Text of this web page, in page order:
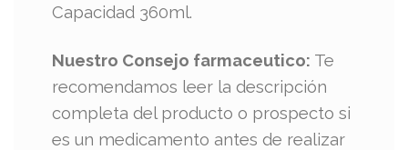
Capacidad 360ml.
Nuestro Consejo farmaceutico: Te
recomendamos leer la descripción
completa del producto o prospecto si
es un medicamento antes de realizar